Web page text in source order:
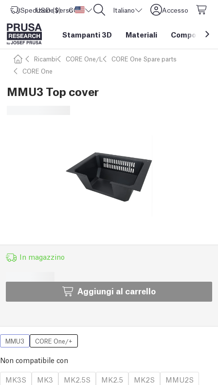
Spedizione verso Stati Uniti d'America
USD ($) CORE One L: Ora disponibile! Italiano Accesso
Stampanti 3D Materiali Componenti
Ricambi CORE One/L
CORE One Spare parts
CORE One
MMU3 Top cover
In magazzino
Aggiungi al carrello
MMU3 CORE One/+
Non compatibile con
MK3S
MK3 MK2.5S MK2.5 MK2S
MMU2S